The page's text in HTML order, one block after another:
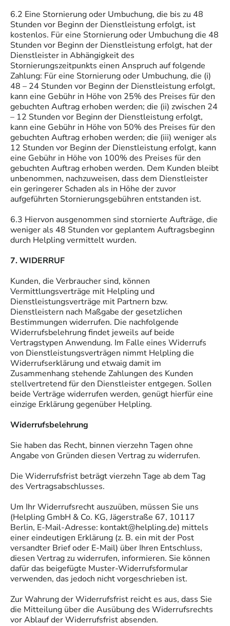
6.2 Eine Stornierung oder Umbuchung, die bis zu 48
Stunden vor Beginn der Dienstleistung erfolgt, ist
kostenlos. Für eine Stornierung oder Umbuchung die 48
Stunden vor Beginn der Dienstleistung erfolgt, hat der
Dienstleister in Abhängigkeit des
Stornierungszeitpunkts einen Anspruch auf folgende
Zahlung: Für eine Stornierung oder Umbuchung, die (i)
48 – 24 Stunden vor Beginn der Dienstleistung erfolgt,
kann eine Gebühr in Höhe von 25% des Preises für den
gebuchten Auftrag erhoben werden; die (ii) zwischen 24
– 12 Stunden vor Beginn der Dienstleistung erfolgt,
kann eine Gebühr in Höhe von 50% des Preises für den
gebuchten Auftrag erhoben werden; die (iii) weniger als
12 Stunden vor Beginn der Dienstleistung erfolgt, kann
eine Gebühr in Höhe von 100% des Preises für den
gebuchten Auftrag erhoben werden. Dem Kunden bleibt
unbenommen, nachzuweisen, dass dem Dienstleister
ein geringerer Schaden als in Höhe der zuvor
aufgeführten Stornierungsgebühren entstanden ist.
6.3 Hiervon ausgenommen sind stornierte Aufträge, die
weniger als 48 Stunden vor geplantem Auftragsbeginn
durch Helpling vermittelt wurden.
7. WIDERRUF
Kunden, die Verbraucher sind, können
Vermittlungsverträge mit Helpling und
Dienstleistungsverträge mit Partnern bzw.
Dienstleistern nach Maßgabe der gesetzlichen
Bestimmungen widerrufen. Die nachfolgende
Widerrufsbelehrung findet jeweils auf beide
Vertragstypen Anwendung. Im Falle eines Widerrufs
von Dienstleistungsverträgen nimmt Helpling die
Widerrufserklärung und etwaig damit im
Zusammenhang stehende Zahlungen des Kunden
stellvertretend für den Dienstleister entgegen. Sollen
beide Verträge widerrufen werden, genügt hierfür eine
einzige Erklärung gegenüber Helpling.
Widerrufsbelehrung
Sie haben das Recht, binnen vierzehn Tagen ohne
Angabe von Gründen diesen Vertrag zu widerrufen.
Die Widerrufsfrist beträgt vierzehn Tage ab dem Tag
des Vertragsabschlusses.
Um Ihr Widerrufsrecht auszuüben, müssen Sie uns
(Helpling GmbH & Co. KG, Jägerstraße 67, 10117
Berlin, E-Mail-Adresse: kontakt@helpling.de) mittels
einer eindeutigen Erklärung (z. B. ein mit der Post
versandter Brief oder E-Mail) über Ihren Entschluss,
diesen Vertrag zu widerrufen, informieren. Sie können
dafür das beigefügte Muster-Widerrufsformular
verwenden, das jedoch nicht vorgeschrieben ist.
Zur Wahrung der Widerrufsfrist reicht es aus, dass Sie
die Mitteilung über die Ausübung des Widerrufsrechts
vor Ablauf der Widerrufsfrist absenden.